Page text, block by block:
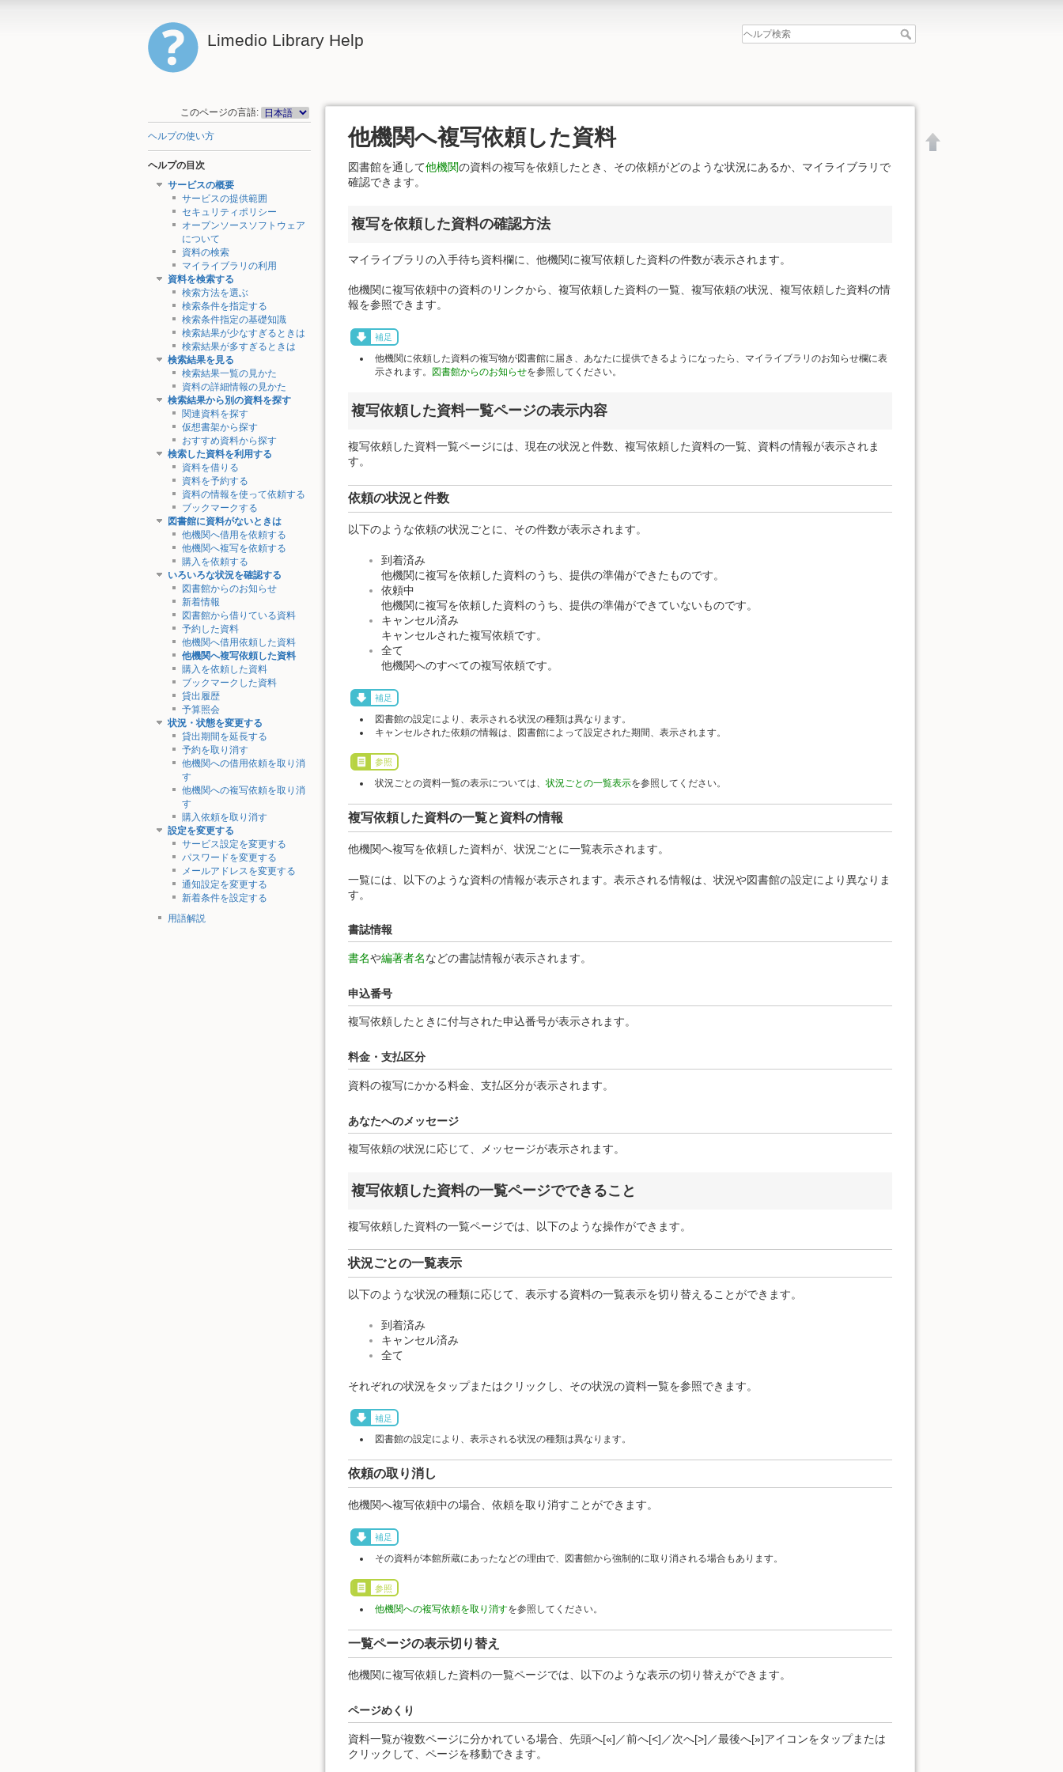
Limedio Library Help
このページの言語:
ヘルプの使い方
ヘルプの目次
サービスの概要
サービスの提供範囲
セキュリティポリシー
オープンソースソフトウェア
について
資料の検索
マイライブラリの利用
資料を検索する
検索方法を選ぶ
検索条件を指定する
検索条件指定の基礎知識
検索結果が少なすぎるときは
検索結果が多すぎるときは
検索結果を見る
検索結果一覧の見かた
資料の詳細情報の見かた
検索結果から別の資料を探す
関連資料を探す
仮想書架から探す
おすすめ資料から探す
検索した資料を利用する
資料を借りる
資料を予約する
資料の情報を使って依頼する
ブックマークする
図書館に資料がないときは
他機関へ借用を依頼する
他機関へ複写を依頼する
購入を依頼する
いろいろな状況を確認する
図書館からのお知らせ
新着情報
図書館から借りている資料
予約した資料
他機関へ借用依頼した資料
他機関へ複写依頼した資料
購入を依頼した資料
ブックマークした資料
貸出履歴
予算照会
状況・状態を変更する
貸出期間を延長する
予約を取り消す
他機関への借用依頼を取り消
す
他機関への複写依頼を取り消
す
購入依頼を取り消す
設定を変更する
サービス設定を変更する
パスワードを変更する
メールアドレスを変更する
通知設定を変更する
新着条件を設定する
用語解説
他機関へ複写依頼した資料
図書館を通して他機関の資料の複写を依頼したとき、その依頼がどのような状況にあるか、マイライブラリで
確認できます。
複写を依頼した資料の確認方法
マイライブラリの入手待ち資料欄に、他機関に複写依頼した資料の件数が表示されます。
他機関に複写依頼中の資料のリンクから、複写依頼した資料の一覧、複写依頼の状況、複写依頼した資料の情
報を参照できます。
補足
他機関に依頼した資料の複写物が図書館に届き、あなたに提供できるようになったら、マイライブラリのお知らせ欄に表
示されます。 図書館からのお知らせを参照してください。
複写依頼した資料一覧ページの表示内容
複写依頼した資料一覧ページには、現在の状況と件数、複写依頼した資料の一覧、資料の情報が表示されま
す。
依頼の状況と件数
以下のような依頼の状況ごとに、その件数が表示されます。
到着済み
他機関に複写を依頼した資料のうち、提供の準備ができたものです。
依頼中
他機関に複写を依頼した資料のうち、提供の準備ができていないものです。
キャンセル済み
キャンセルされた複写依頼です。
全て
他機関へのすべての複写依頼です。
補足
図書館の設定により、表示される状況の種類は異なります。
キャンセルされた依頼の情報は、図書館によって設定された期間、表示されます。
参照
状況ごとの資料一覧の表示については、状況ごとの一覧表示を参照してください。
複写依頼した資料の一覧と資料の情報
他機関へ複写を依頼した資料が、状況ごとに一覧表示されます。
一覧には、以下のような資料の情報が表示されます。表示される情報は、状況や図書館の設定により異なりま
す。
書誌情報
書名や編著者名などの書誌情報が表示されます。
申込番号
複写依頼したときに付与された申込番号が表示されます。
料金・支払区分
資料の複写にかかる料金、支払区分が表示されます。
あなたへのメッセージ
複写依頼の状況に応じて、メッセージが表示されます。
複写依頼した資料の一覧ページでできること
複写依頼した資料の一覧ページでは、以下のような操作ができます。
状況ごとの一覧表示
以下のような状況の種類に応じて、表示する資料の一覧表示を切り替えることができます。
到着済み
キャンセル済み
全て
それぞれの状況をタップまたはクリックし、その状況の資料一覧を参照できます。
補足
図書館の設定により、表示される状況の種類は異なります。
依頼の取り消し
他機関へ複写依頼中の場合、依頼を取り消すことができます。
補足
その資料が本館所蔵にあったなどの理由で、図書館から強制的に取り消される場合もあります。
参照
他機関への複写依頼を取り消すを参照してください。
一覧ページの表示切り替え
他機関に複写依頼した資料の一覧ページでは、以下のような表示の切り替えができます。
ページめくり
資料一覧が複数ページに分かれている場合、先頭へ[«]／前へ[<]／次へ[>]／最後へ[»]アイコンをタップまたは
クリックして、ページを移動できます。